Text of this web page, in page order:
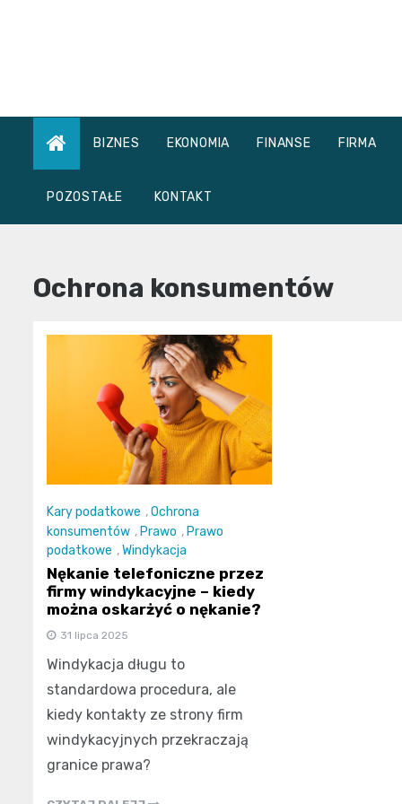
BIZNES EKONOMIA FINANSE FIRMA
POZOSTAŁE KONTAKT
Ochrona konsumentów
Kary podatkowe ,Ochrona
konsumentów , Prawo , Prawo
podatkowe ,Windykacja
Nękanie telefoniczne przez
firmy windykacyjne – kiedy
można oskarżyć o nękanie?
31 lipca 2025
Windykacja długu to
standardowa procedura, ale
kiedy kontakty ze strony firm
windykacyjnych przekraczają
granice prawa?